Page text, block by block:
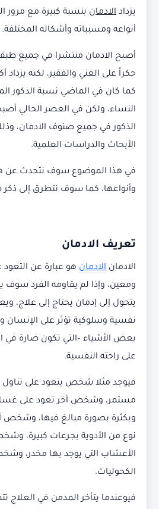
يزداد الادمان بنسبة كبيرة مع مرور
أنواعه ومسبباته وأشكاله المختلفة.
أصبح الادمان منتشرا في جميع
حكراً على الغني والفقير، لكنه يزداد
كما كان في الماضي نسبة الذكور
النساء، ولكن في العصر الحالي
الذكور في جميع صنوف الادمان،
الأبحاث والدراسات العلمية.
في هذا الموضوع سوف نتحدث عن
وأنواعها، كما سوف نتطرق إلى
تعريف الادمان
الادمان الادمان هو عبارة عن
ومعين، وإذا لم يقاومه الفرد
يتحول إلى إدمان يحتاج إلى علاج،
نفسية وسلوكية تؤثر على الإنسان
بعض الأشياء –التي تكون ضارة في
على راحته النفسية.
فيوجد مثلا شخص يتعود على
مستمر، وشخص أخر تعود على غسل
وبكثرة بصورة مبالغ فيها، وشخص
نوع من الأدوية بجرعات كبيرة،
الأعشاب التي يوجد بها مخدر،
الكحوليات.
فيوعندما يتأخر المدمن في العلاج